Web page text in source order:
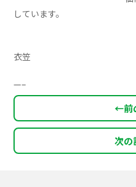
しています。
衣笠
—–
←前
次の